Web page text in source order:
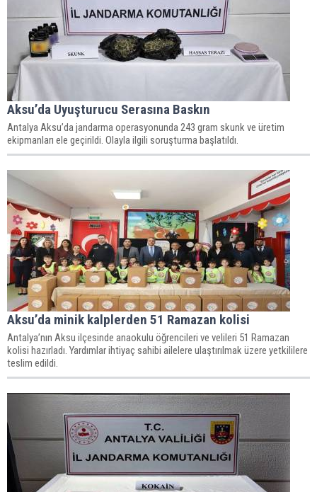
Aksu’da Uyuşturucu Serasına Baskın
Antalya Aksu’da jandarma operasyonunda 243 gram skunk ve üretim
ekipmanları ele geçirildi. Olayla ilgili soruşturma başlatıldı.
Aksu’da minik kalplerden 51 Ramazan kolisi
Antalya’nın Aksu ilçesinde anaokulu öğrencileri ve velileri 51 Ramazan
kolisi hazırladı. Yardımlar ihtiyaç sahibi ailelere ulaştırılmak üzere yetkililere
teslim edildi.